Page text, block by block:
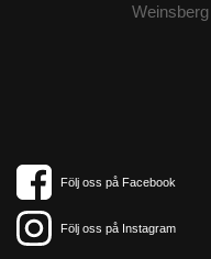
Weinsberg
Följ oss på Facebook
Följ oss på Instagram